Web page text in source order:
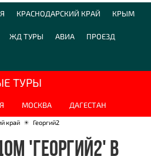
КРАСНОДАРСКИЙ КРАЙ КРЫМ
ЖД ТУРЫ АВИА ПРОЕЗД
ТУРЫ
МОСКВА ДАГЕСТАН
край ☀ Георгий2
'ГЕОРГИЙ2' В